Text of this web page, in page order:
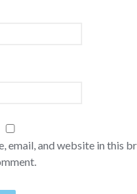
email, and website in this